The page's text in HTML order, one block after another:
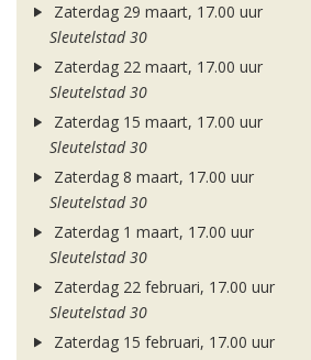
Zaterdag 29 maart, 17.00 uur
Sleutelstad 30
Zaterdag 22 maart, 17.00 uur
Sleutelstad 30
Zaterdag 15 maart, 17.00 uur
Sleutelstad 30
Zaterdag 8 maart, 17.00 uur
Sleutelstad 30
Zaterdag 1 maart, 17.00 uur
Sleutelstad 30
Zaterdag 22 februari, 17.00 uur
Sleutelstad 30
Zaterdag 15 februari, 17.00 uur